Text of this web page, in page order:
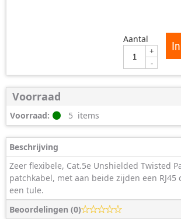
Aantal
+
-
Voorraad
Voorraad: 5 items
Beschrijving
Zeer flexibele, Cat.5e Unshielded Twisted
patchkabel, met aan beide zijden een RJ45
een tule.
Beoordelingen (0)